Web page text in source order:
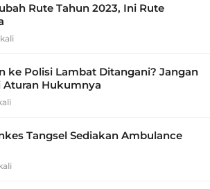
Rute Tahun 2023, Ini Rute
ke Polisi Lambat Ditangani? Jangan
Aturan Hukumnya
Tangsel Sediakan Ambulance